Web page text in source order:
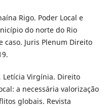
Rigo. Poder Local e
do norte do Rio
caso. Juris Plenum Direito
Letícia Virgínia. Direito
a necessária valorização
globais. Revista